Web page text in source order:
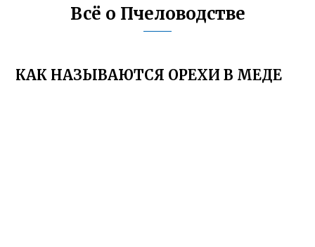
Всё о Пчеловодстве
КАК НАЗЫВАЮТСЯ ОРЕХИ В МЕДЕ